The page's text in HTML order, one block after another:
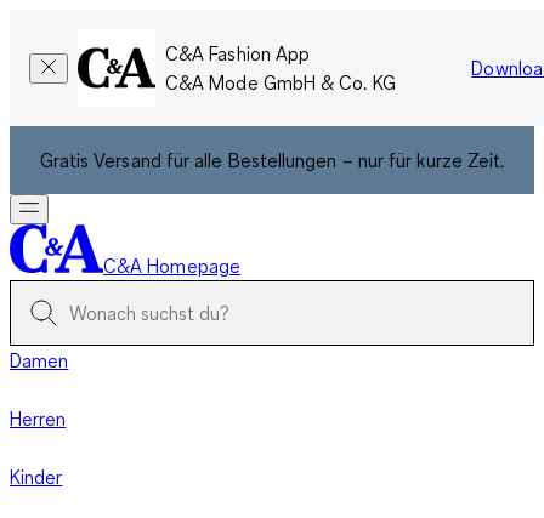
C&A Fashion App
C&A Mode GmbH & Co. KG
Gratis Versand für alle Bestellungen – nur für kurze Zeit.
C&A Homepage
Damen
Herren
Kinder